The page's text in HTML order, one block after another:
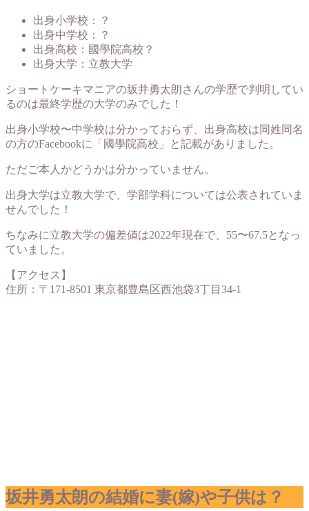
出身小学校：？
出身中学校：？
出身高校：國學院高校？
出身大学：立教大学
ショートケーキマニアの坂井勇太朗さんの学歴で判明してい
るのは最終学歴の大学のみでした！
出身小学校〜中学校は分かっておらず、出身高校は同姓同名
の方のFacebookに「國學院高校」と記載がありました。
ただご本人かどうかは分かっていません。
出身大学は立教大学で、学部学科については公表されていま
せんでした！
ちなみに立教大学の偏差値は2022年現在で、55〜67.5となっ
ていました。
【アクセス】
住所：〒171-8501 東京都豊島区西池袋3丁目34-1
坂井勇太朗の結婚に妻(嫁)や子供は？